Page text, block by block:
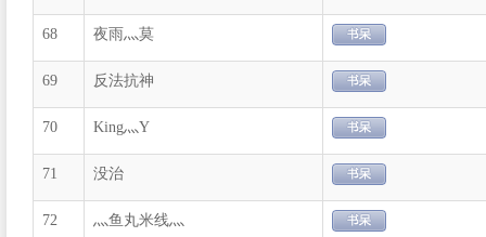
68 夜雨灬莫
69 反法抗神
70 King灬Y
71 没治
72 灬鱼丸米线灬